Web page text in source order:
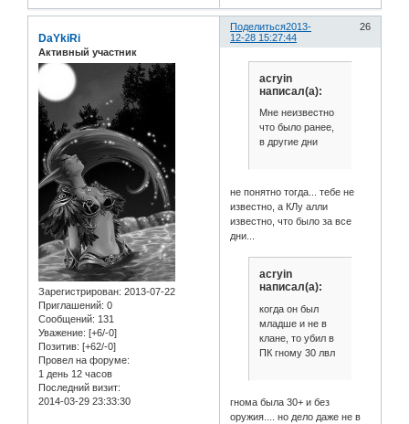
Поделиться 26
2013-
12-28 15:27:44
DaYkiRi
Активный участник
Зарегистрирован: 2013-07-22
Приглашений: 0
Сообщений: 131
Уважение: [+6/-0]
Позитив: [+62/-0]
Провел на форуме:
1 день 12 часов
Последний визит:
2014-03-29 23:33:30
acryin
написал(а):
Мне неизвестно
что было ранее,
в другие дни
не понятно тогда... тебе не
известно, а КЛу алли
известно, что было за все
дни...
acryin
написал(а):
когда он был
младше и не в
клане, то убил в
ПК гному 30 лвл
гнома была 30+ и без
оружия.... но дело даже не в